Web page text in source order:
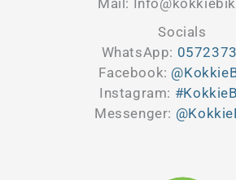
Mail:
Socials
WhatsApp:
Facebook:
Instagram:
Messenger: